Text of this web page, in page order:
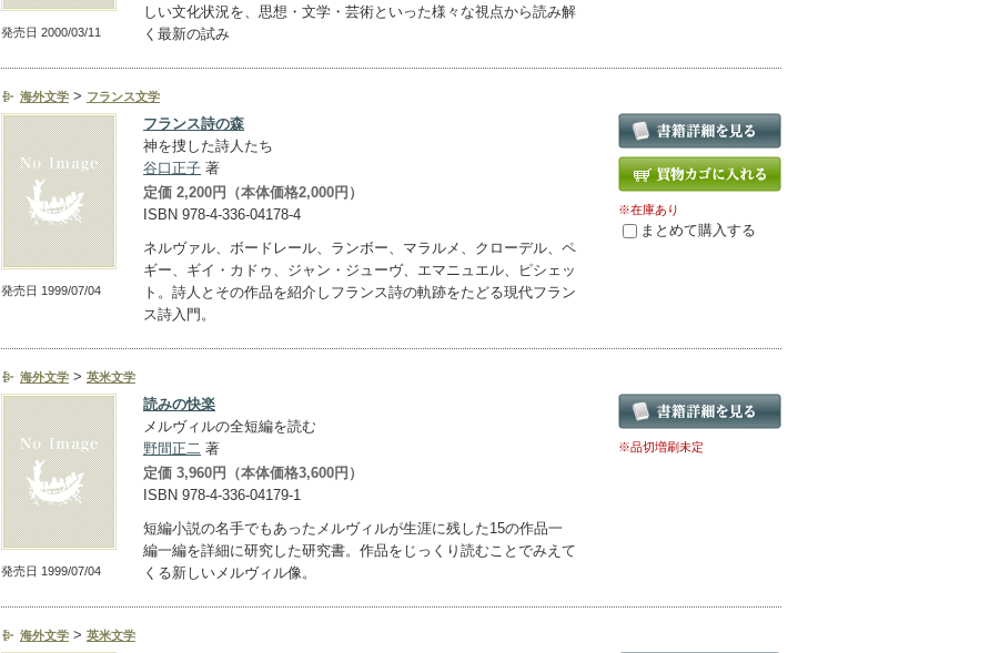
発売日 2000/03/11
しい文化状況を、思想・文学・芸術といった様々な視点から読み解
く最新の試み
海外文学 > フランス文学
発売日 1999/07/04
フランス詩の森
神を捜した詩人たち
谷口正子 著
定価 2,200円（本体価格2,000円）
ISBN 978-4-336-04178-4
ネルヴァル、ボードレール、ランボー、マラルメ、クローデル、ペ
ギー、ギイ・カドゥ、ジャン・ジューヴ、エマニュエル、ピシェッ
ト。詩人とその作品を紹介しフランス詩の軌跡をたどる現代フラン
ス詩入門。
※在庫あり
まとめて購入する
海外文学 > 英米文学
発売日 1999/07/04
読みの快楽
メルヴィルの全短編を読む
野間正二 著
定価 3,960円（本体価格3,600円）
ISBN 978-4-336-04179-1
短編小説の名手でもあったメルヴィルが生涯に残した15の作品一
編一編を詳細に研究した研究書。作品をじっくり読むことでみえて
くる新しいメルヴィル像。
※品切増刷未定
海外文学 > 英米文学